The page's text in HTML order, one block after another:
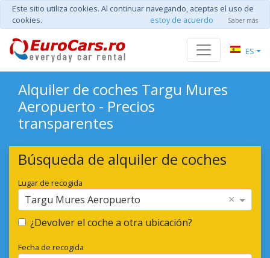
Este sitio utiliza cookies. Al continuar navegando, aceptas el uso de
cookies.
estoy de acuerdo Saber más
ES
Alquiler de coches Targu Mures
Aeropuerto - Precios
transparentes
Búsqueda de alquiler de coches
Lugar de recogida
Targu Mures Aeropuerto ×
¿Devolver el coche a otra ubicación?
Fecha de recogida